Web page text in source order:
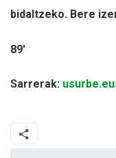
bidaltzeko. Bere
89'
Sarrerak: